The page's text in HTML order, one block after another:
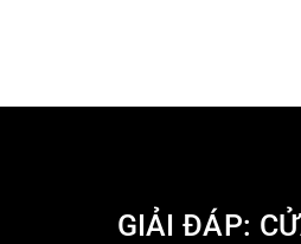
GIẢI ĐÁP: